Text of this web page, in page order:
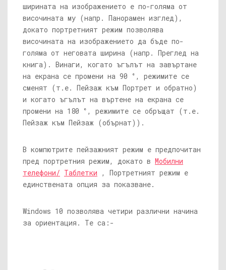
ширината на изображението е по-голяма от
височината му (напр. Панорамен изглед),
докато портретният режим позволява
височината на изображението да бъде по-
голяма от неговата ширина (напр. Преглед на
книга). Винаги, когато ъгълът на завъртане
на екрана се промени на 90 °, режимите се
сменят (т.е. Пейзаж към Портрет и обратно)
и когато ъгълът на въртене на екрана се
промени на 180 °, режимите се обръщат (т.е.
Пейзаж към Пейзаж (обърнат)).
В компютрите пейзажният режим е предпочитан
пред портретния режим, докато в Мобилни
телефони/ Таблетки , Портретният режим е
единствената опция за показване.
Windows 10 позволява четири различни начина
за ориентация. Те са:-